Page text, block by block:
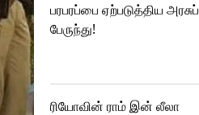
பரபரப்பை ஏற்படுத்திய அரசுப்
பேருந்து!
ரியோவின் ராம் இன் லீலா